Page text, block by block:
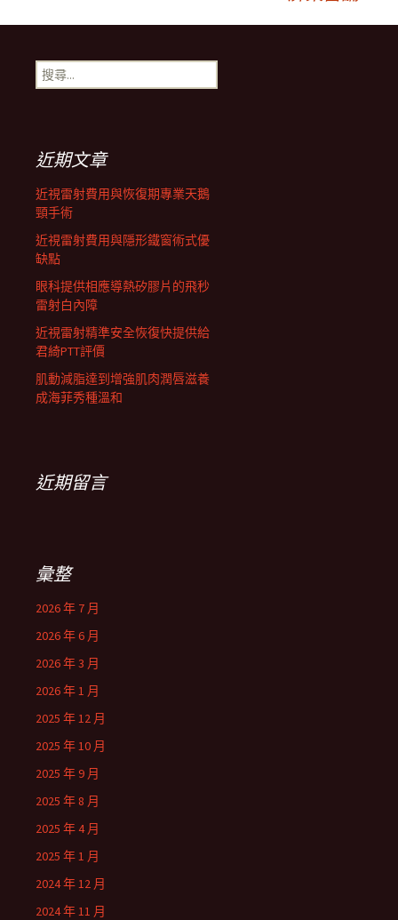
導
航
列
搜
尋
近期文章
近視雷射費用與恢復期專業天鵝
頸手術
近視雷射費用與隱形鐵窗術式優
缺點
眼科提供相應導熱矽膠片的飛秒
雷射白內障
近視雷射精準安全恢復快提供給
君綺PTT評價
肌動減脂達到增強肌肉潤唇滋養
成海菲秀種溫和
近期留言
彙整
2026 年 7 月
2026 年 6 月
2026 年 3 月
2026 年 1 月
2025 年 12 月
2025 年 10 月
2025 年 9 月
2025 年 8 月
2025 年 4 月
2025 年 1 月
2024 年 12 月
2024 年 11 月